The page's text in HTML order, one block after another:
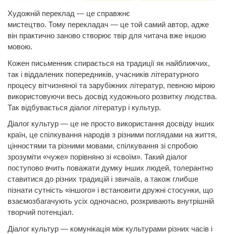
Художній переклад — це справжнє
мистецтво. Тому перекладач — це той самий автор, адже
він практично заново створює твір для читача вже іншою
мовою.
Кожен письменник спирається на традиції як найближчих,
так і віддалених попередників, учасників літературного
процесу вітчизняної та зарубіжних літератур, певною мірою
використовуючи весь досвід художнього розвитку людства.
Так відбувається діалог літератур і культур.
Діалог культур — це не просто використання досвіду інших
країн, це спілкування народів з різними поглядами на життя,
цінностями та різними мовами, спілкування зі спробою
зрозуміти «чуже» порівняно зі «своїм». Такий діалог
поступово вчить поважати думку інших людей, толерантно
ставитися до різних традицій і звичаїв, а також глибше
пізнати сутність «іншого» і встановити дружні стосунки, що
взаємозбагачують усіх одночасно, розкривають внутрішній
творчий потенціал.
Діалог культур — комунікація між культурами різних часів і